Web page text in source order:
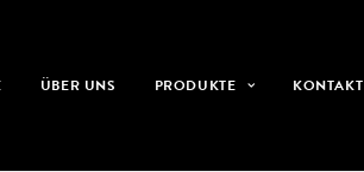
ÜBER UNS PRODUKTE KONTAKT